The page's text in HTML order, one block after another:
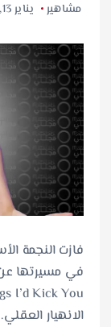
مشاهير يناير 13, 2026
فازت النجمة
الانهيار العقلي.